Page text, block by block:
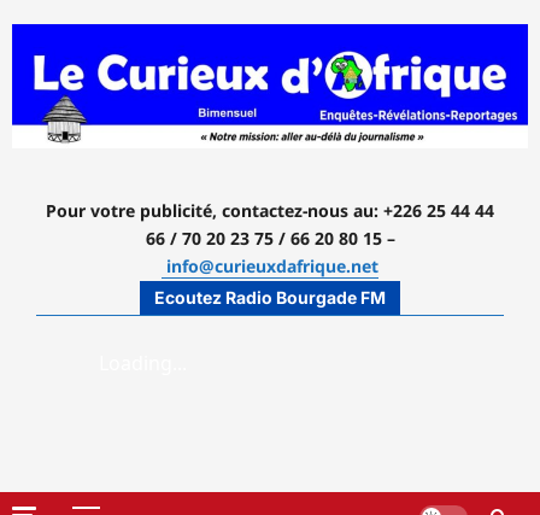
contenu
Pour votre publicité, contactez-nous au: +226 25 44 44
66 / 70 20 23 75 / 66 20 80 15 –
info@curieuxdafrique.net
Ecoutez Radio Bourgade FM